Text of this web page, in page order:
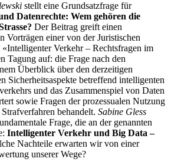
stellt eine Grundsatzfrage für
Datenrechte: Wem gehören die
Der Beitrag greift einen
Vorträgen einer von der Juristischen
Verkehr – Rechtsfragen im
Tagung auf: die Frage nach den
Überblick über den derzeitigen
Sicherheitsaspekte betreffend intelligenten
und das Zusammenspiel von Daten
sowie Fragen der prozessualen Nutzung
behandelt. Sabine Gless
Frage, die an der genannten
Intelligenter Verkehr und Big Data –
Nachteile erwarten wir von einer
unserer Wege?